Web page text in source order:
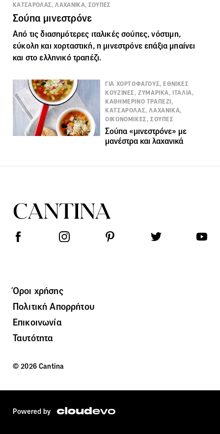
ΚΑΤΣΑΡΟΛΑΣ, ΛΑΧΑΝΙΚΑ, ΣΟΥΠΕΣ
Σούπα μινεστρόνε
Από τις διασημότερες ιταλικέςσούπες, νόστιμη,
εύκολη και χορταστική, η μινεστρόνε επάξια μπαίνει
και στο ελληνικό τραπέζι.
ΓΙΑ ΧΟΡΤΟΦΑΓΟΥΣ, ΕΘΝΙΚΕΣ
ΚΟΥΖΙΝΕΣ, ΖΥΜΑΡΙΚΑ, ΙΤΑΛΙΑ,
ΚΑΘΗΜΕΡΙΝΟ ΤΡΑΠΕΖΙ,
ΚΑΤΣΑΡΟΛΑΣ, ΛΑΧΑΝΙΚΑ,
ΟΙΚΟΝΟΜΙΚΕΣ, ΣΟΥΠΕΣ
Σούπα «μινεστρόνε» με
μανέστρα και λαχανικά
Όροι χρήσης
Πολιτική Απορρήτου
Επικοινωνία
Ταυτότητα
© 2026 Cantina
Powered by